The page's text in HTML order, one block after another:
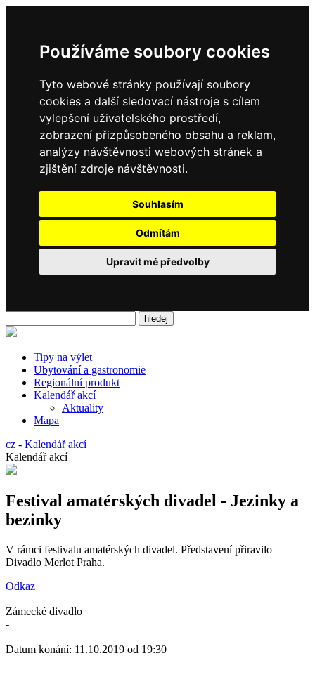
Používáme soubory cookies
Tyto webové stránky používají soubory
cookies a další sledovací nástroje s cílem
vylepšení uživatelského prostředí,
zobrazení přizpůsobeného obsahu a reklam,
analýzy návštěvnosti webových stránek a
zjištění zdroje návštěvnosti.
Souhlasím
Odmítám
Upravit mé předvolby
Tipy na výlet
Ubytování a gastronomie
Regionální produkt
Kalendář akcí
Aktuality
Mapa
cz - Kalendář akcí
Kalendář akcí
Festival amatérských divadel - Jezinky a
bezinky
V rámci festivalu amatérských divadel. Představení přiravilo
Divadlo Merlot Praha.
Odkaz
Zámecké divadlo
-
Datum konání: 11.10.2019 od 19:30